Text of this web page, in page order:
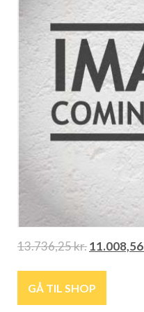
13.736,25kr.11.008,56
GÅ TIL SHOP